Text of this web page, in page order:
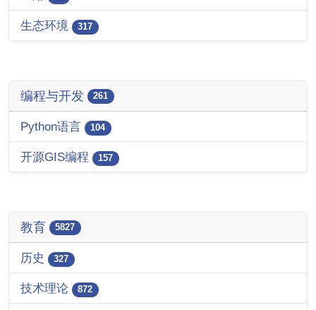
生态环境 317
编程与开发 261
Python语言 104
开源GIS编程 157
教育 5827
历史 327
技术理论 872